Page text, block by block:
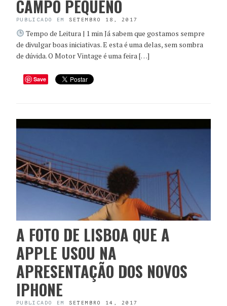
CAMPO PEQUENO
PUBLICADO EM SETEMBRO 18, 2017
Tempo de Leitura | 1 min Já sabem que gostamos sempre
de divulgar boas iniciativas. E esta é uma delas, sem sombra
de dúvida. O Motor Vintage é uma feira […]
Save
A FOTO DE LISBOA QUE A
APPLE USOU NA
APRESENTAÇÃO DOS NOVOS
IPHONE
PUBLICADO EM SETEMBRO 14, 2017